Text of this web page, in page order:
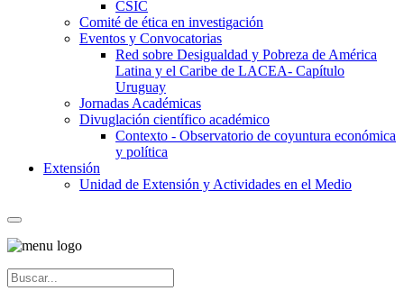
CSIC
Comité de ética en investigación
Eventos y Convocatorias
Red sobre Desigualdad y Pobreza de América
Latina y el Caribe de LACEA- Capítulo
Uruguay
Jornadas Académicas
Divuglación científico académico
Contexto - Observatorio de coyuntura económica
y política
Extensión
Unidad de Extensión y Actividades en el Medio